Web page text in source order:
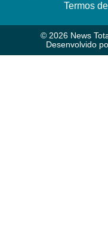
Termos
© 2026 News
Desenvolvido